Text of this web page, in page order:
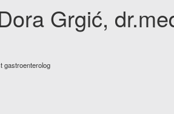
Grgić,
gastroenterolog